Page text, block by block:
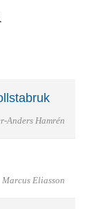
Anders Hamrén
Marcus Eliasson